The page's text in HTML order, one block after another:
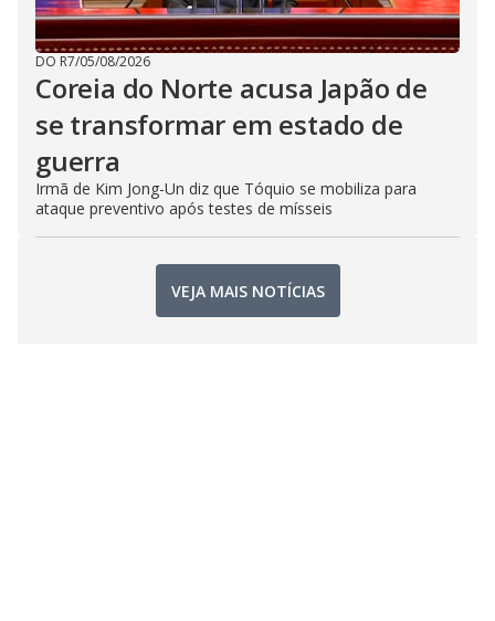
DO R7/05/08/2026
Coreia do Norte acusa Japão de
se transformar em estado de
guerra
Irmã de Kim Jong-Un diz que Tóquio se mobiliza para
ataque preventivo após testes de mísseis
VEJA MAIS NOTÍCIAS